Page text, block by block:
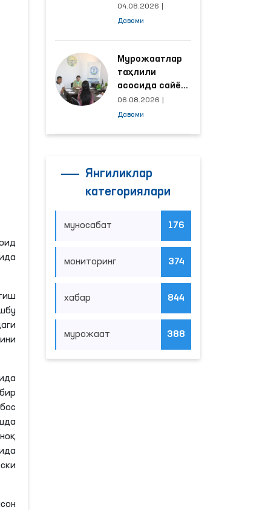
тушаётган
ҳудудлар
ишлаш йўлга
қўйилди
04.08.2026
Давоми
Мурожаатлар
таҳлили
асосида сайёр
қабул
ўтказиладиган
06.08.2026
Давоми
Янгиликлар
категориялари
муносабат 176
мониторинг 374
хабар 844
мурожаат 388